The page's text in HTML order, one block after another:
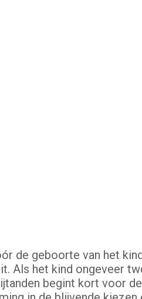
de geboorte van het
Als het kind ongeveer
begint kort voor